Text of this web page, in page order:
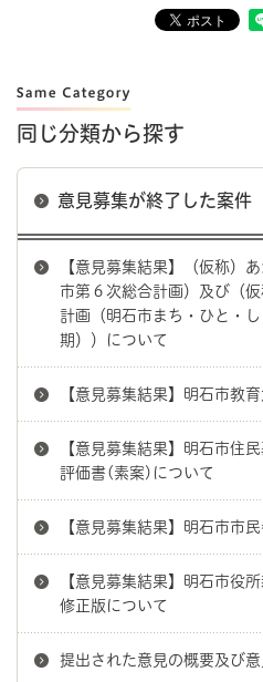
同じ分類から探す
意見募集が終了した案件
【意見募集結果】（仮称）
市第６次総合計画）及び（
計画（明石市まち・ひと・
期））について
【意見募集結果】明石市教
【意見募集結果】明石市住
評価書(素案)について
【意見募集結果】明石市市
【意見募集結果】明石市役
修正版について
提出された意見の概要及び